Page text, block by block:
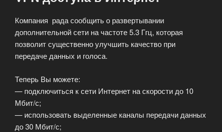
Компания рада сообщить о развертывании
дополнительной сети на частоте 5.3 Ггц, которая
позволит существенно улучшить качество при
передаче данных и голоса.
Теперь Вы можете:
— подключиться к сети Интернет на скорости до 10
Мбит/с;
— использовать выделенные каналы передачи данных
до 30 Мбит/с;